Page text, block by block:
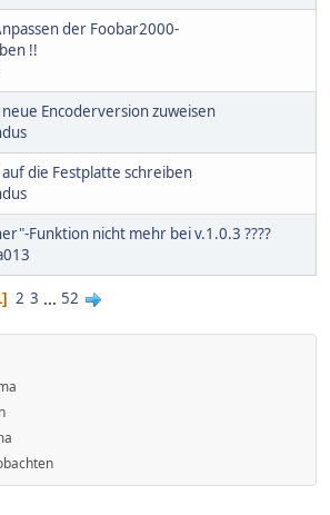
der Foobar2000-
!!
Encoderversion zuweisen
die Festplatte schreiben
Funktion nicht mehr bei v.1.0.3 ????
2 3 ... 52